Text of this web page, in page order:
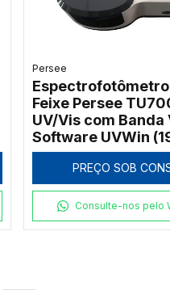
Persee
Feixe Persee
UV/Vis com Banda
Software UVWin
1100nm)
PREÇO SOB
Consulte-nos pelo